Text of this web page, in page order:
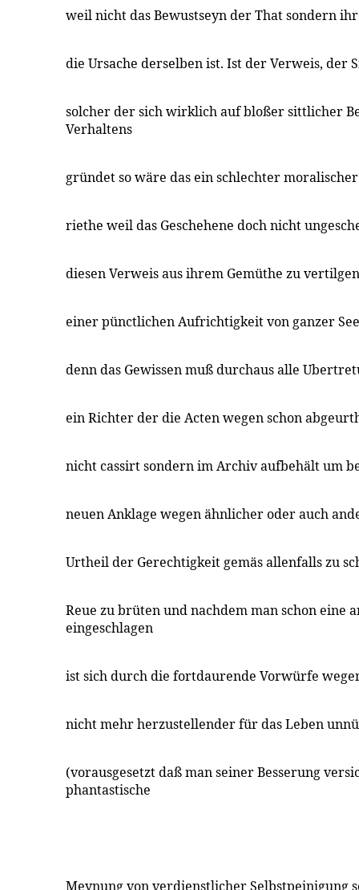
weil nicht das Bewustseyn der That sondern
die Ursache derselben ist. Ist der Verweis, der
solcher der sich wirklich auf bloßer sittlicher
Verhaltens
gründet so wäre das ein schlechter
riethe weil das Geschehene doch nicht
diesen Verweis aus ihrem Gemüthe zu
einer pünctlichen Aufrichtigkeit von ganzer
denn das Gewissen muß durchaus alle
ein Richter der die Acten wegen schon
nicht cassirt sondern im Archiv aufbehält um
neuen Anklage wegen ähnlicher oder auch
Urtheil der Gerechtigkeit gemäs allenfalls zu
Reue zu brüten und nachdem man schon eine
eingeschlagen
ist sich durch die fortdaurende Vorwürfe
nicht mehr herzustellender für das Leben
(vorausgesetzt daß man seiner Besserung
phantastische
Meynung von verdienstlicher Selbstpeinigung